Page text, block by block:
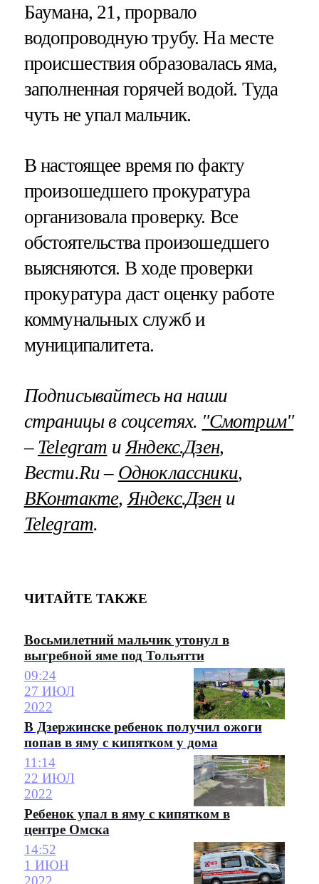
Баумана, 21, прорвало
водопроводную трубу. На месте
происшествия образовалась яма,
заполненная горячей водой. Туда
чуть не упал мальчик.
В настоящее время по факту
произошедшего прокуратура
организовала проверку. Все
обстоятельства произошедшего
выясняются. В ходе проверки
прокуратура даст оценку работе
коммунальных служб и
муниципалитета.
Подписывайтесь на наши
страницы в соцсетях. "Смотрим"
– Telegram иЯндекс.Дзен,
Вести.Ru – Одноклассники,
ВКонтакте,Яндекс.Дзени
Telegram.
ЧИТАЙТЕ ТАКЖЕ
Восьмилетний мальчик утонул в
выгребной яме под Тольятти
09:24
27 ИЮЛ
2022
В Дзержинске ребенок получил ожоги
попав в яму с кипятком у дома
11:14
22 ИЮЛ
2022
Ребенок упал в яму с кипятком в
центре Омска
14:52
1 ИЮН
2022